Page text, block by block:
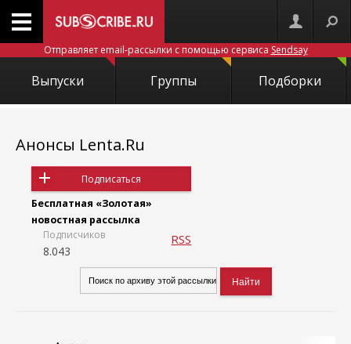
Отправляет email-рассылки с помощью сервиса Sendsay
Выпуски Группы Подборки
Анонсы Lenta.Ru
Подписаться
Бесплатная «Золотая»
новостная рассылка
Подписчиков
8.043
RSS